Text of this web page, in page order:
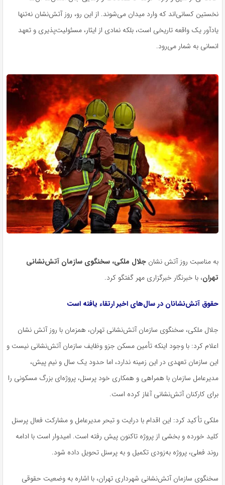
نخستین کسانی‌اند که وارد میدان می‌شوند. از این رو، روز آتش‌نشان نه‌تنها
یادآور یک واقعه تاریخی است، بلکه نمادی از ایثار، مسئولیت‌پذیری و تعهد
انسانی به شمار می‌رود.
به مناسبت روز آتش نشان جلال ملکی، سخنگوی سازمان آتش‌نشانی
تهران، با خبرنگار خبرگزاری مهر گفتگو کرد.
حقوق آتش‌نشانان در سال‌های اخیر ارتقاء یافته است
جلال ملکی، سخنگوی سازمان آتش‌نشانی تهران، همزمان با روز آتش نشان
اعلام کرد: با وجود اینکه تأمین مسکن جزو وظایف سازمان آتش‌نشانی نیست و
این سازمان تعهدی در این زمینه ندارد، اما حدود یک سال و نیم پیش،
مدیرعامل سازمان با همراهی و همکاری خود پرسنل، پروژه‌ای بزرگ مسکونی را
برای کارکنان آتش‌نشانی آغاز کرده است.
ملکی تأکید کرد: این اقدام با درایت و تبحر مدیرعامل و مشارکت فعال پرسنل
کلید خورده و بخشی از پروژه تاکنون پیش رفته است. امیدوار است با ادامه
روند فعلی، پروژه به‌زودی تکمیل و به پرسنل تحویل داده شود.
سخنگوی سازمان آتش‌نشانی شهرداری تهران، با اشاره به وضعیت حقوقی